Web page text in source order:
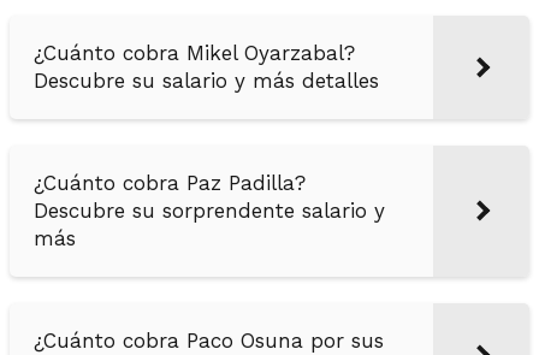
¿Cuánto cobra Mikel Oyarzabal?
Descubre su salario y más detalles
¿Cuánto cobra Paz Padilla?
Descubre su sorprendente salario y
más
¿Cuánto cobra Paco Osuna por sus